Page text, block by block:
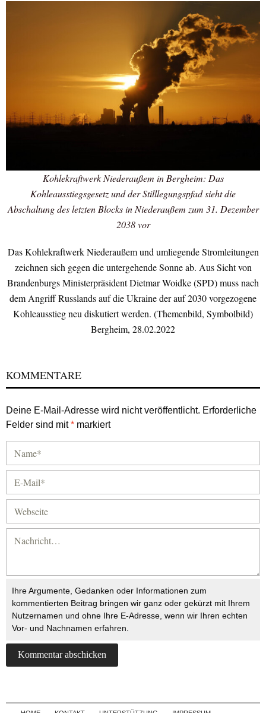
Kohlekraftwerk Niederaußem in Bergheim: Das
Kohleausstiegsgesetz und der Stilllegungspfad sieht die
Abschaltung des letzten Blocks in Niederaußem zum 31. Dezember
2038 vor
Das Kohlekraftwerk Niederaußem und umliegende Stromleitungen
zeichnen sich gegen die untergehende Sonne ab. Aus Sicht von
Brandenburgs Ministerpräsident Dietmar Woidke (SPD) muss nach
dem Angriff Russlands auf die Ukraine der auf 2030 vorgezogene
Kohleausstieg neu diskutiert werden. (Themenbild, Symbolbild)
Bergheim, 28.02.2022
KOMMENTARE
Deine E-Mail-Adresse wird nicht veröffentlicht. Erforderliche
Felder sind mit* markiert
Ihre Argumente, Gedanken oder Informationen zum
kommentierten Beitrag bringen wir ganz oder gekürzt mit Ihrem
Nutzernamen und ohne Ihre E-Adresse, wenn wir Ihren echten
Vor- und Nachnamen erfahren.
Skip to content